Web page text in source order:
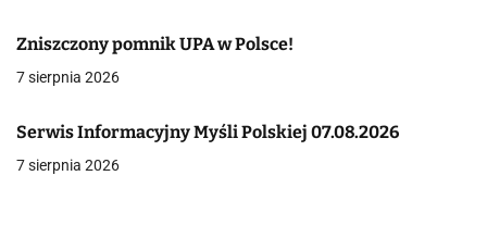
w
Zniszczony pomnik UPA w Polsce!
7 sierpnia 2026
Serwis Informacyjny Myśli Polskiej 07.08.2026
7 sierpnia 2026